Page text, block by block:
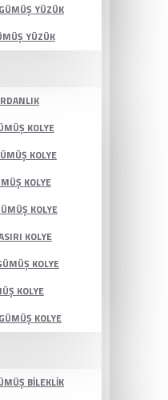
YÜZÜK
YÜZÜK
KOLYE
KOLYE
KOLYE
KOLYE
KOLYE
KOLYE
KOLYE
KOLYE
BILEKLIK